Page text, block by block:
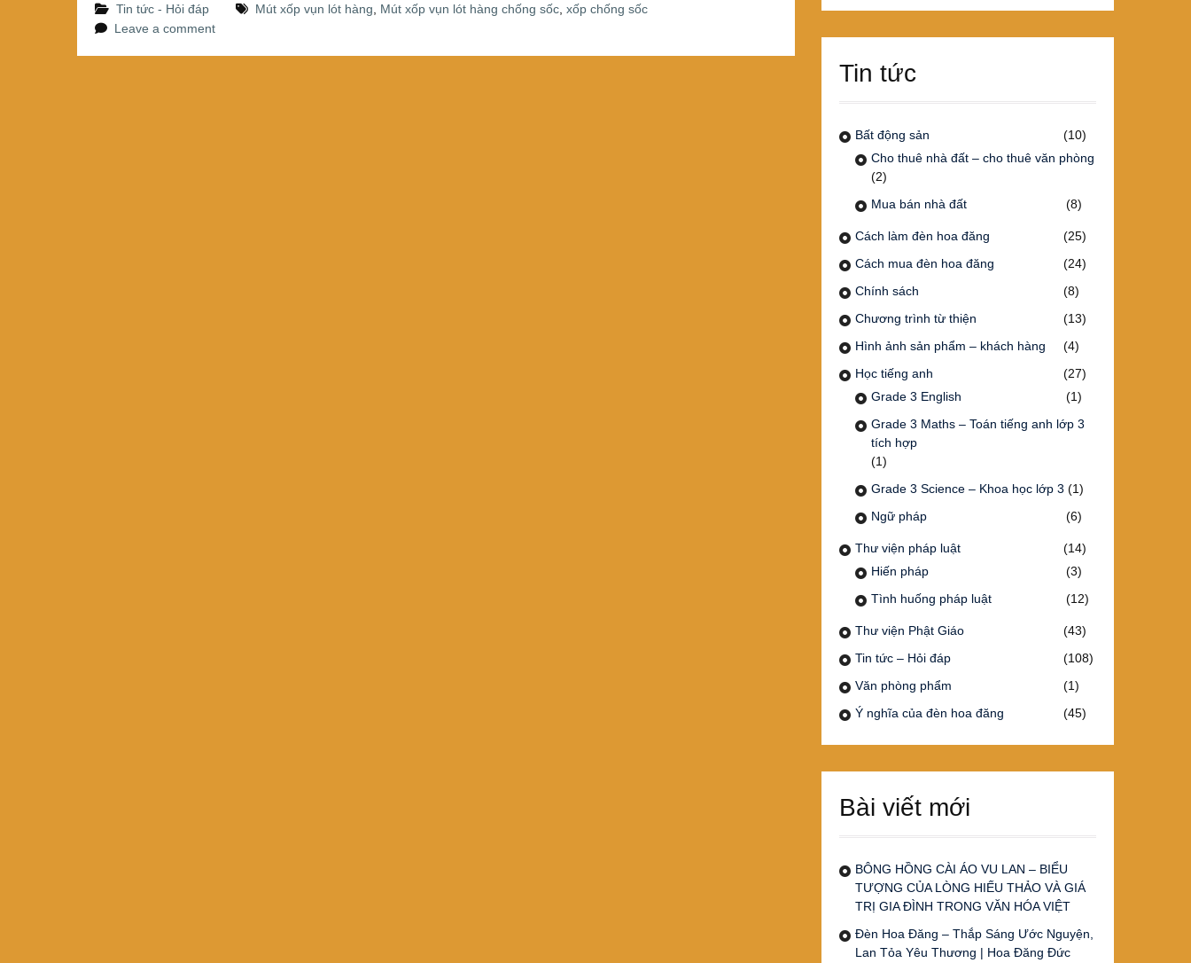
c
e
tt
er
er
e
ar
e
Tin tức - Hỏi đáp Mút xốp vụn lót hàng Mút xốp vụn lót hàng chống sốc xốp chống sốc
Leave a comment
Tin tức
Bất động sản
(10)
Cho thuê nhà đất – cho thuê văn phòng
(2)
Mua bán nhà đất
(8)
Cách làm đèn hoa đăng
(25)
Cách mua đèn hoa đăng
(24)
Chính sách
(8)
Chương trình từ thiện
(13)
Hình ảnh sản phẩm – khách hàng
(4)
Học tiếng anh
(27)
Grade 3 English
(1)
Grade 3 Maths – Toán tiếng anh lớp 3
tích hợp
(1)
Grade 3 Science – Khoa học lớp 3 (1)
Ngữ pháp
(6)
Thư viện pháp luật
(14)
Hiến pháp
(3)
Tình huống pháp luật
(12)
Thư viện Phật Giáo
(43)
Tin tức – Hỏi đáp
(108)
Văn phòng phẩm
(1)
Ý nghĩa của đèn hoa đăng
(45)
Bài viết mới
BÔNG HỒNG CÀI ÁO VU LAN – BIỂU
TƯỢNG CỦA LÒNG HIẾU THẢO VÀ GIÁ
TRỊ GIA ĐÌNH TRONG VĂN HÓA VIỆT
Đèn Hoa Đăng – Thắp Sáng Ước Nguyện,
Lan Tỏa Yêu Thương | Hoa Đăng Đức